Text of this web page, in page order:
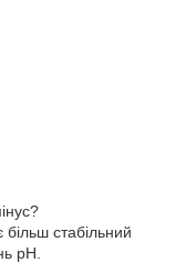
стабільний
pH.